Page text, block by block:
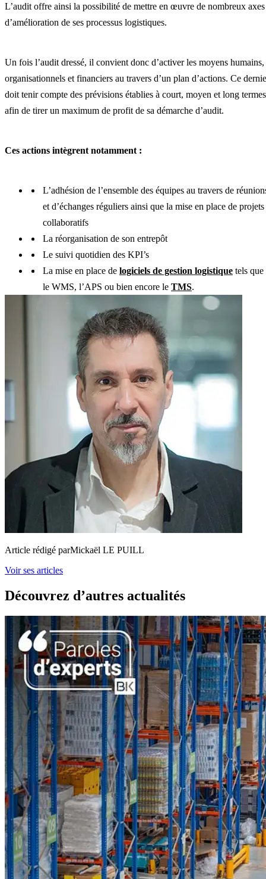
L’audit offre ainsi la possibilité de mettre en œuvre de nombreux axes
d’amélioration de ses processus logistiques.
Un fois l’audit dressé, il convient donc d’activer les moyens humains,
organisationnels et financiers au travers d’un plan d’actions. Ce
doit tenir compte des prévisions établies à court, moyen et long termes
afin de tirer un maximum de profit de sa démarche d’audit.
Ces actions intègrent notamment :
L’adhésion de l’ensemble des équipes au travers de
et d’échanges réguliers ainsi que la mise en place de projets
collaboratifs
La réorganisation de son entrepôt
Le suivi quotidien des KPI’s
La mise en place de logiciels de gestion logistique tels que
le WMS, l’APS ou bien encore le TMS.
Article rédigé parMickaël LE PUILL
Voir ses articles
Découvrez d’autres actualités